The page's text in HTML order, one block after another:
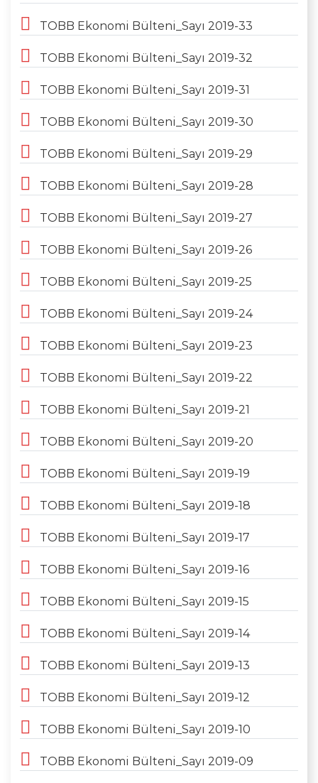
TOBB Ekonomi Bülteni_Sayı 2019-33
TOBB Ekonomi Bülteni_Sayı 2019-32
TOBB Ekonomi Bülteni_Sayı 2019-31
TOBB Ekonomi Bülteni_Sayı 2019-30
TOBB Ekonomi Bülteni_Sayı 2019-29
TOBB Ekonomi Bülteni_Sayı 2019-28
TOBB Ekonomi Bülteni_Sayı 2019-27
TOBB Ekonomi Bülteni_Sayı 2019-26
TOBB Ekonomi Bülteni_Sayı 2019-25
TOBB Ekonomi Bülteni_Sayı 2019-24
TOBB Ekonomi Bülteni_Sayı 2019-23
TOBB Ekonomi Bülteni_Sayı 2019-22
TOBB Ekonomi Bülteni_Sayı 2019-21
TOBB Ekonomi Bülteni_Sayı 2019-20
TOBB Ekonomi Bülteni_Sayı 2019-19
TOBB Ekonomi Bülteni_Sayı 2019-18
TOBB Ekonomi Bülteni_Sayı 2019-17
TOBB Ekonomi Bülteni_Sayı 2019-16
TOBB Ekonomi Bülteni_Sayı 2019-15
TOBB Ekonomi Bülteni_Sayı 2019-14
TOBB Ekonomi Bülteni_Sayı 2019-13
TOBB Ekonomi Bülteni_Sayı 2019-12
TOBB Ekonomi Bülteni_Sayı 2019-10
TOBB Ekonomi Bülteni_Sayı 2019-09